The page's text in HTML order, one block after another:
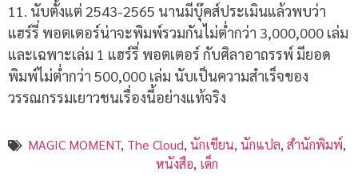
11. นับตั้งแต่ 2543-2565 นานมีบุ๊คส์ประเมินแล้วพบว่า
แฮร์รี่ พอตเตอร์น่าจะพิมพ์รวมกันไม่ต่ำกว่า 3,000,000 เล่ม
และเฉพาะเล่ม 1 แฮร์รี่ พอตเตอร์ กับศิลาอาถรรพ์ มียอด
พิมพ์ไม่ต่ำกว่า 500,000 เล่ม นับเป็นความสำเร็จของ
วรรณกรรมเยาวชนเรื่องนี้อย่างแท้จริง
MAGIC MOMENT, The Cloud, นักเขียน, นักแปล, สำนักพิมพ์,
หนังสือ, เด็ก